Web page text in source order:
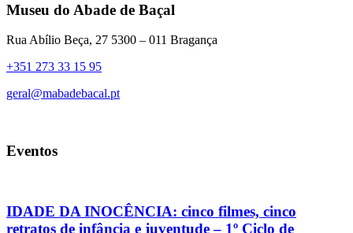
Museu do Abade de Baçal
Rua Abílio Beça, 27 5300 – 011 Bragança
+351 273 33 15 95
geral@mabadebacal.pt
Eventos
IDADE DA INOCÊNCIA: cinco filmes, cinco
retratos de infância e juventude – 1º Ciclo de